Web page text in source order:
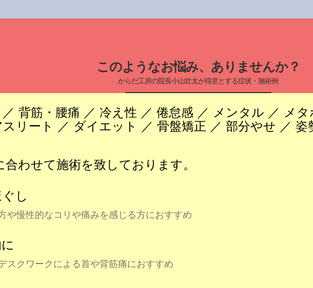
このようなお悩み、ありませんか？
からだ工房の院長小山壮太が得意とする症状・施術例
背筋・腰痛 ／ 冷え性 ／ 倦怠感 ／ メンタル ／ メ
スリート ／ ダイエット ／ 骨盤矯正 ／ 部分やせ ／
わせて施術を致しております。
し
や慢性的なコリや痛みを感じる方におすすめ
スクワークによる首や背筋痛におすすめ